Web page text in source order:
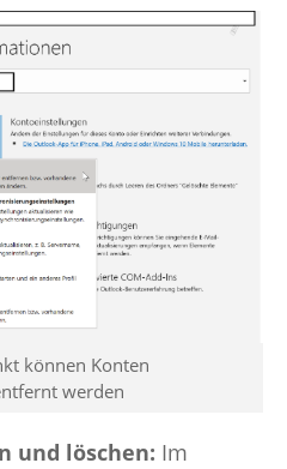
können Konten
werden
und löschen: Im